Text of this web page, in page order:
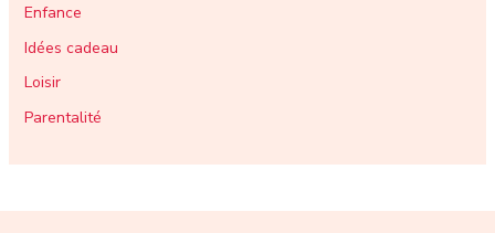
Enfance
Idées cadeau
Loisir
Parentalité